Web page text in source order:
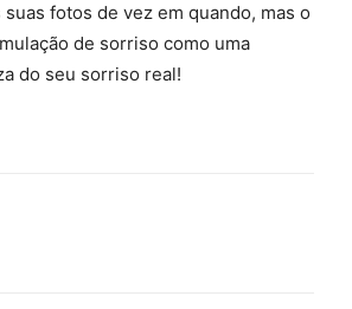
fotos de vez em quando, mas o
de sorriso como uma
do seu sorriso real!